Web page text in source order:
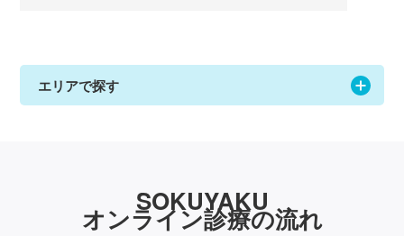
エリアで探す
SOKUYAKU
オンライン診療の流れ